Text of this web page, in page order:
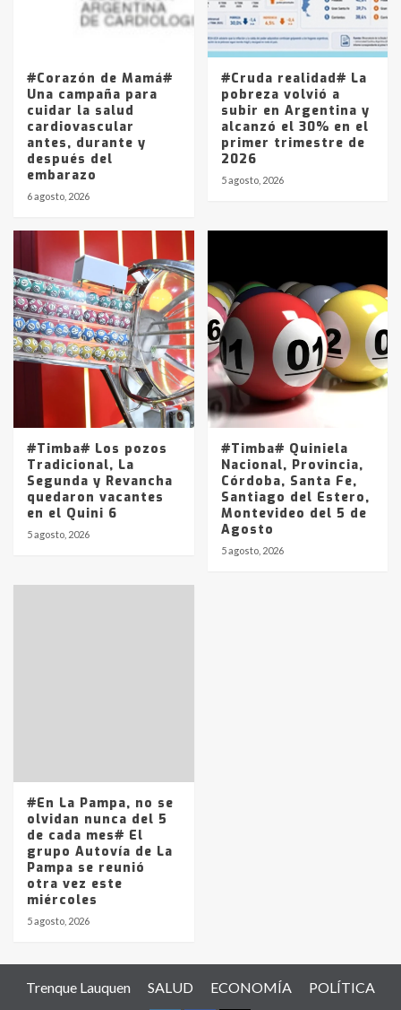
Los precios de los combustibles en
La Pampa, desde YPF hasta Axion
entre 857 a 1338 pesos
#Corazón de Mamá#
Una campaña para
cuidar la salud
cardiovascular
antes, durante y
después del
embarazo
6 agosto, 2026
#Cruda realidad# La
pobreza volvió a
subir en Argentina y
alcanzó el 30% en el
primer trimestre de
2026
5 agosto, 2026
#Timba# Los pozos
Tradicional, La
Segunda y Revancha
quedaron vacantes
en el Quini 6
5 agosto, 2026
#Timba# Quiniela
Nacional, Provincia,
Córdoba, Santa Fe,
Santiago del Estero,
Montevideo del 5 de
Agosto
5 agosto, 2026
#En La Pampa, no se
olvidan nunca del 5
de cada mes# El
grupo Autovía de La
Pampa se reunió
otra vez este
miércoles
5 agosto, 2026
Trenque Lauquen SALUD ECONOMÍA POLÍTICA